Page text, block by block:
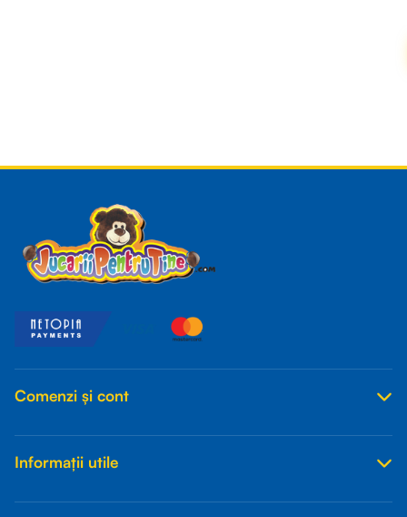
Comenzi și cont
Informații utile